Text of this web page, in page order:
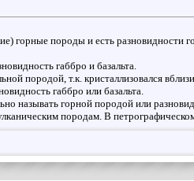
горные породы и есть разновидности
габбро и базальта.
породой, т.к. кристаллизовался
габбро или базальта.
называть горной породой или
породам. В